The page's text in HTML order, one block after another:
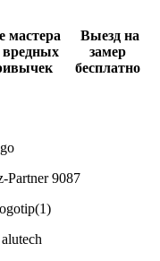
мастера
вредных
Выезд на
замер
бесплатно